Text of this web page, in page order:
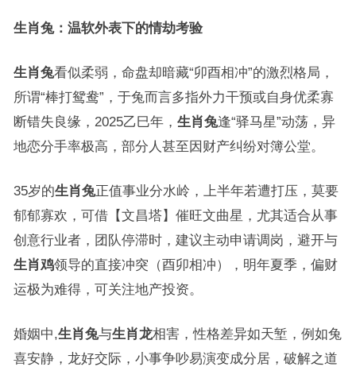
生肖兔：温软外表下的情劫考验
生肖兔看似柔弱，命盘却暗藏“卯酉相冲”的激烈格局，
所谓“棒打鸳鸯”，于兔而言多指外力干预或自身优柔寡
断错失良缘，2025乙巳年， 生肖兔逢“驿马星”动荡，异
地恋分手率极高，部分人甚至因财产纠纷对簿公堂。
35岁的生肖兔正值事业分水岭，上半年若遭打压，莫要
郁郁寡欢，可借【文昌塔】催旺文曲星，尤其适合从事
创意行业者，团队停滞时，建议主动申请调岗，避开与
生肖鸡领导的直接冲突（酉卯相冲），明年夏季，偏财
运极为难得，可关注地产投资。
婚姻中,生肖兔与生肖龙相害，性格差异如天堑，例如兔
喜安静，龙好交际，小事争吵易演变成分居，破解之道